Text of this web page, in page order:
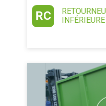
RC
INFÉRIEURE